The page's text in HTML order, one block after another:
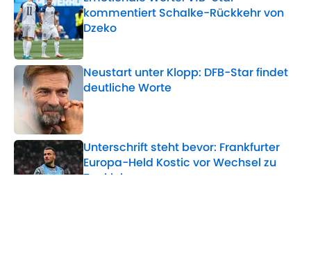
kommentiert Schalke-Rückkehr von
Dzeko
Published by on Invalid Date
Neustart unter Klopp: DFB-Star findet
deutliche Worte
Published by on Invalid Date
Unterschrift steht bevor: Frankfurter
Europa-Held Kostic vor Wechsel zu
Topklub